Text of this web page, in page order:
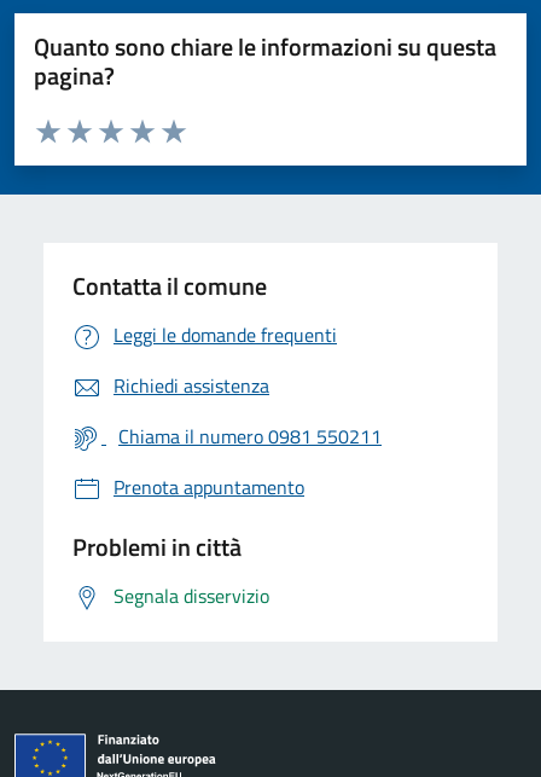
Quanto sono chiare le informazioni su questa
pagina?
Valuta da 1 a 5 stelle la pagina
Valuta 5 stelle su 5
Valuta 4 stelle su 5
Valuta 3 stelle su 5
Valuta 2 stelle su 5
Valuta 1 stelle su 5
Contatta il comune
Leggi le domande frequenti
Richiedi assistenza
Chiama il numero 0981 550211
Prenota appuntamento
Problemi in città
Segnala disservizio